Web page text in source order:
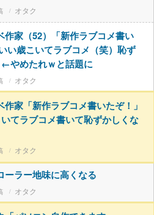
オタク
作家（52）「新作ラブコメ書い
い歳こいてラブコメ（笑）恥ず
やめたれｗと話題に
オタク
作家「新作ラブコメ書いたぞ！」
てラブコメ書いて恥ずかしくな
オタク
ーラー地味に高くなる
オタク